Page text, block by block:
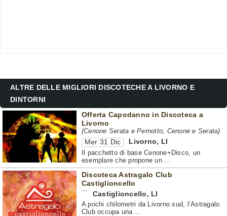
ALTRE DELLE MIGLIORI DISCOTECHE A LIVORNO E
DINTORNI
Offerta Capodanno in Discoteca a
Livorno
(Cenone Serata e Pernotto, Cenone e Serata)
Mer 31 Dic Livorno, LI
Il pacchetto di base Cenone+Disco, un
esemplare che propone un ...
Discoteca Astragalo Club
Castiglioncello
Castiglioncello , LI
A pochi chilometri da Livorno sud, l’Astragalo
Club occupa una ...